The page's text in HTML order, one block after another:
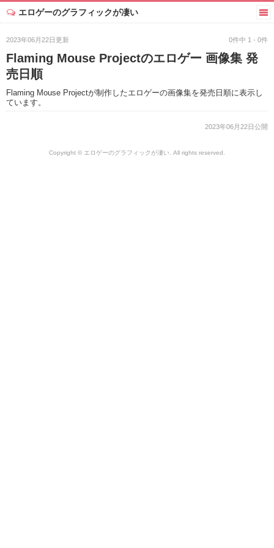
エロゲーのグラフィックが凄い
2023年06月22日更新 0件中 1 - 0件
Flaming Mouse Projectのエロゲー 画像集 発
売日順
Flaming Mouse Projectが制作したエロゲーの画像集を発売日順に表示し
ています。
2023年06月22日公開
Copyright © エロゲーのグラフィックが凄い. All rights reserved.